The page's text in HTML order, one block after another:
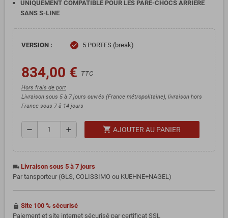
UNIQUEMENT COMPATIBLE POUR LES PARE-CHOCS ARRIERE
SANS S-LINE
VERSION : check 5 PORTES (break)
834,00 € TTC
Hors frais de port
Livraison sous 5 à 7 jours ouvrés (France métropolitaine), livraison hors
France sous 7 à 14 jours
remove add shopping_cart AJOUTER AU PANIER
local_shipping Livraison sous 5 à 7 jours
Par tansporteur (GLS, COLISSIMO ou KUEHNE+NAGEL)
https Site 100 % sécurisé
Paiement et site internet sécurisé par certificat SSL